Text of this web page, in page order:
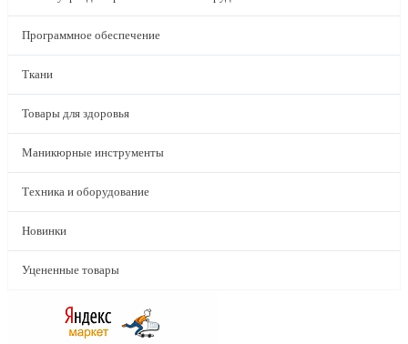
Программное обеспечение
Ткани
Товары для здоровья
Маникюрные инструменты
Техника и оборудование
Новинки
Уцененные товары